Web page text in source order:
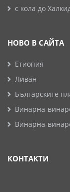
с кола до
НОВО В САЙТА
Етиопия
Ливан
Българските
Винарна-
Винарна-
КОНТАКТИ